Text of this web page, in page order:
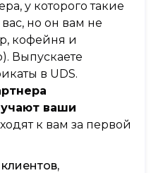
у которого такие
но он вам не
кофейня и
Выпускаете
в UDS.
ваши
к вам за первой